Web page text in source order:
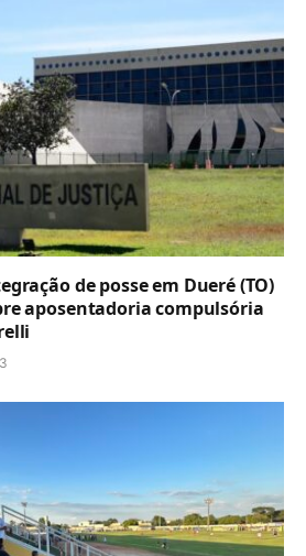
de posse em Dueré (TO)
aposentadoria compulsória